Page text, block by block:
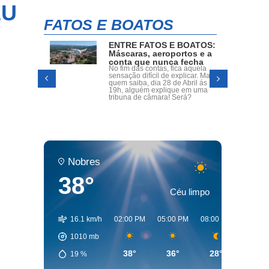
FATOS E BOATOS
ENTRE FATOS E BOATOS:
Máscaras, aeroportos e a
conta que nunca fecha
No fim das contas, fica aquela
sensação difícil de explicar. Mas
quem saiba, dia 28 de Abril ás
19h, alguém explique em uma
tribuna de câmara! Será?
Nobres
38° Céu limpo
16.1 km/h
1010mb
19%
02:00 PM
38°
05:00 PM
36°
08:00 PM
28°